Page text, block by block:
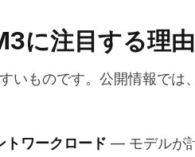
に注目する理由
いものです。公開情報では
トワークロード — モデルが